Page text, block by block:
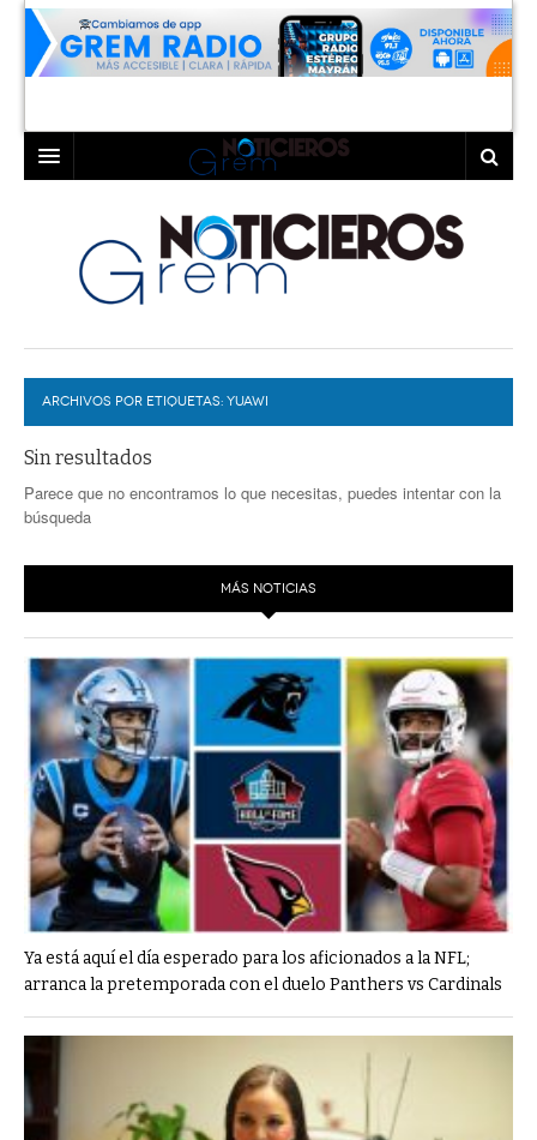
LAGUNA
TORREÓN
GÓMEZ PALACIO
LERDO
COAHUILA
DURANGO
DEPORTES
PROGRAMAS
EXA
TRAYECTO LAGUNA
A MEDIA MAÑANA
A TODA LEY
ENTRE LAGUNEROS
DIÁLOGOS CON LA HISTORIA
TWEETS AND BEATS
LA MEJOR 97.1 ESTÉREO GALLITO
ACTUALIDADES GREM
PULSO
LA MEJOR INFORMACIÓN
COLABORADORES
ARCHIVOS POR ETIQUETAS: YUAWI
Sin resultados
Parece que no encontramos lo que necesitas, puedes intentar con la
búsqueda
MÁS NOTICIAS
Ya está aquí el día esperado para los aficionados a la NFL;
arranca la pretemporada con el duelo Panthers vs Cardinals